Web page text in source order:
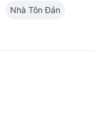
Nhà Tôn Đản